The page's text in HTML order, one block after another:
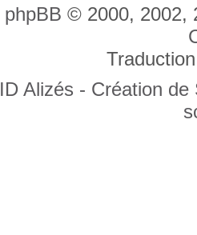
phpBB © 2000, 2002,
ID Alizés - Création